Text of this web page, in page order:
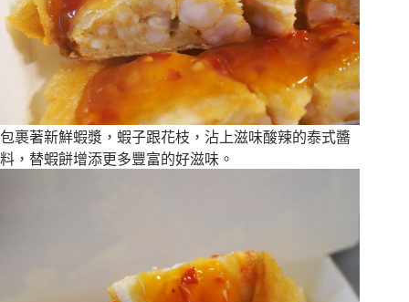
包裹著新鮮蝦漿，蝦子跟花枝，沾上滋味酸辣的泰式醬
料，替蝦餅增添更多豐富的好滋味。